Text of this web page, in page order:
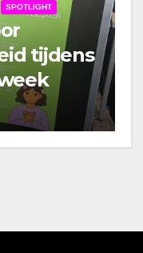
SPOTLIGHT
tijdens